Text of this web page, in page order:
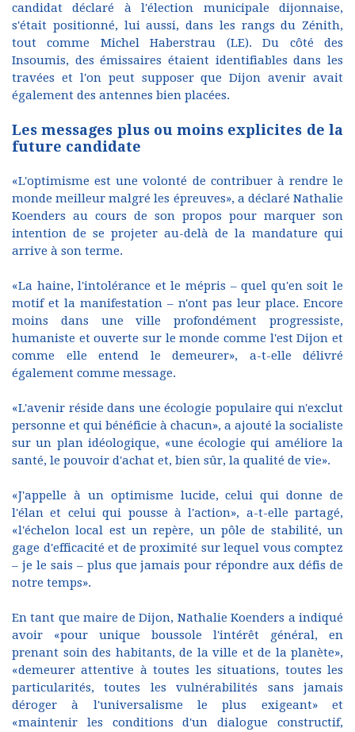
candidat déclaré à l'élection municipale dijonnaise,
s'était positionné, lui aussi, dans les rangs du Zénith,
tout comme Michel Haberstrau (LE). Du côté des
Insoumis, des émissaires étaient identifiables dans les
travées et l'on peut supposer que Dijon avenir avait
également des antennes bien placées.
Les messages plus ou moins explicites de la
future candidate
«L'optimisme est une volonté de contribuer à rendre le
monde meilleur malgré les épreuves», a déclaré Nathalie
Koenders au cours de son propos pour marquer son
intention de se projeter au-delà de la mandature qui
arrive à son terme.
«La haine, l'intolérance et le mépris – quel qu'en soit le
motif et la manifestation – n'ont pas leur place. Encore
moins dans une ville profondément progressiste,
humaniste et ouverte sur le monde comme l'est Dijon et
comme elle entend le demeurer», a-t-elle délivré
également comme message.
«L'avenir réside dans une écologie populaire qui n'exclut
personne et qui bénéficie à chacun», a ajouté la socialiste
sur un plan idéologique, «une écologie qui améliore la
santé, le pouvoir d'achat et, bien sûr, la qualité de vie».
«J'appelle à un optimisme lucide, celui qui donne de
l'élan et celui qui pousse à l'action», a-t-elle partagé,
«l'échelon local est un repère, un pôle de stabilité, un
gage d'efficacité et de proximité sur lequel vous comptez
– je le sais – plus que jamais pour répondre aux défis de
notre temps».
En tant que maire de Dijon, Nathalie Koenders a indiqué
avoir «pour unique boussole l'intérêt général, en
prenant soin des habitants, de la ville et de la planète»,
«demeurer attentive à toutes les situations, toutes les
particularités, toutes les vulnérabilités sans jamais
déroger à l'universalisme le plus exigeant» et
«maintenir les conditions d'un dialogue constructif,